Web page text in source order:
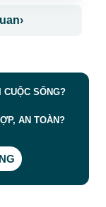
›
SỐNG?
AN TOÀN?